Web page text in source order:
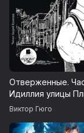
Отверженные.
Идиллия улицы
эпопея улицы
Виктор Гюго